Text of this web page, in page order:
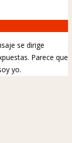
se dirige
Parece que
yo.